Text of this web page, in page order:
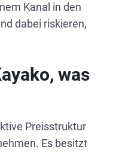
Kanal in den
dabei riskieren,
was
Preisstruktur
Es besitzt